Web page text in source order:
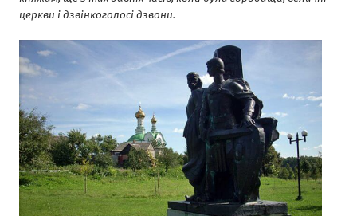
церкви і дзвінкоголосі дзвони.